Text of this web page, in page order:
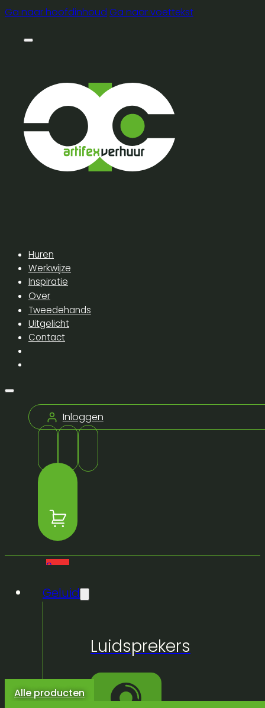
Ga naar hoofdinhoud Ga naar voettekst
Huren
Werkwijze
Inspiratie
Over
Tweedehands
Uitgelicht
Contact
Inloggen
0
producten
winkelwagen.
Geluid
Luidsprekers
Alle producten